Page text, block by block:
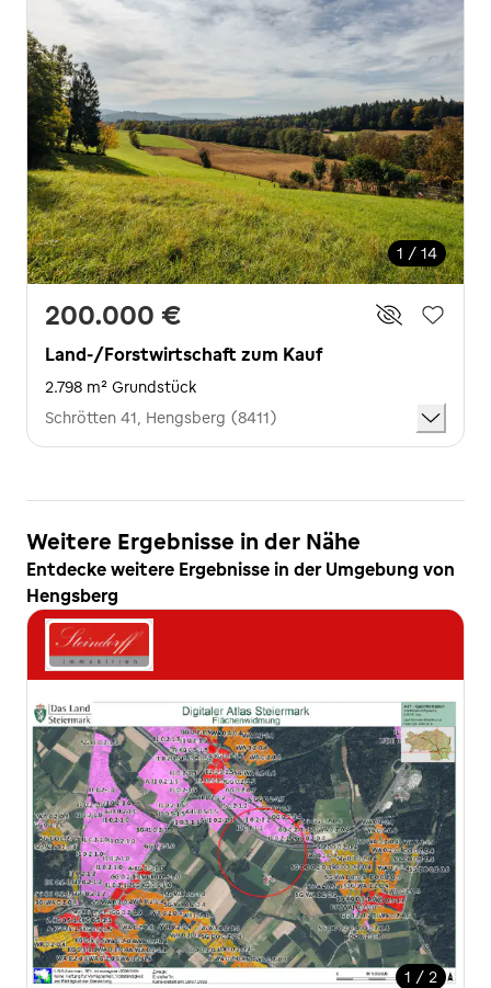
1 / 14
200.000 €
Land-/Forstwirtschaft zum Kauf
2.798 m² Grundstück
Schrötten 41, Hengsberg (8411)
Weitere Ergebnisse in der Nähe
Entdecke weitere Ergebnisse in der Umgebung von
Hengsberg
1 / 2